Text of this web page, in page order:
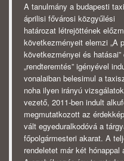
A tanulmány a budapesti
áprilisi fővárosi közgyűlési
határozat létrejöttének
következményeit elemzi „A
következményei és
„rendteremtés” igényével
vonalaiban belesimul a
noha ilyen irányú
vezető, 2011-ben indult
megmutatkozott az
vált egyeduralkodóvá a
főpolgármesteri akarat. A
rendeletet már két